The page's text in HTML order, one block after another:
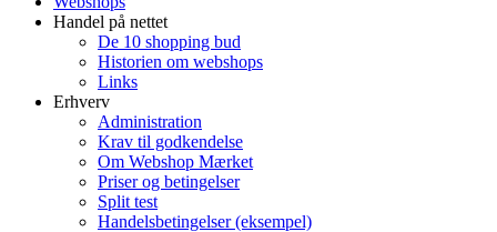
Handel på nettet
De 10 shopping bud
Historien om webshops
Links
Erhverv
Administration
Krav til godkendelse
Om Webshop Mærket
Priser og betingelser
Split test
Handelsbetingelser (eksempel)